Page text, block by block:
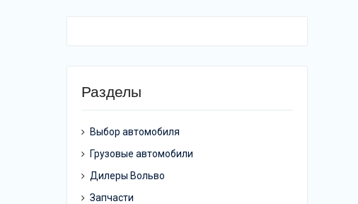
Разделы
Выбор автомобиля
Грузовые автомобили
Дилеры Вольво
Запчасти